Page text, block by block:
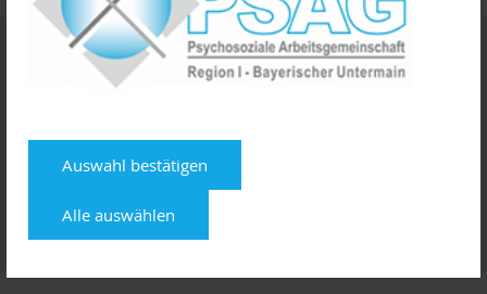
Auswahl bestätigen
Alle auswählen
Online-Wegweiser